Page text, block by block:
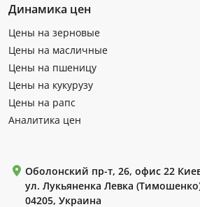
Динамика цен
Цены на зерновые
Цены на масличные
Цены на пшеницу
Цены на кукурузу
Цены на рапс
Аналитика цен
Оболонский пр-т, 26, офис 22
ул. Лукьяненка Левка
04205, Украина